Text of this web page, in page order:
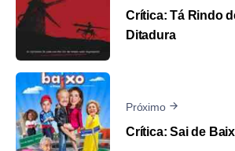
Crítica: Tá Rindo
Ditadura
Próximo
Crítica: Sai de